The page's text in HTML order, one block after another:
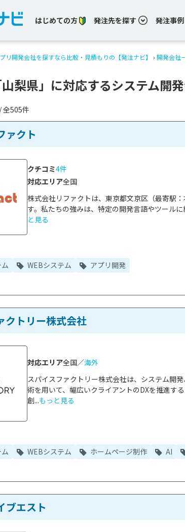
はじめての方 発注先を探す 発注事例
リ開発会社を探すなら比較・見積もりの【発注ナビ】 › 開発会社
山梨県」に対応するシステム開
全505件
ァクト
株式会社リファクトは、東京都文京区（最寄駅
す。私たちの強みは、特定の開発言語やツール
と見る
クチコミ4件
対応エリア全国
WEBシステム アプリ開発
クトリー株式会社
スパイスファクトリー株式会社は、システム開
術を用いて、幅広いクライアントのDXを推進する
創...もっと見る
対応エリア全国／海外
WEBシステム ホームページ制作 AI
ブエスト